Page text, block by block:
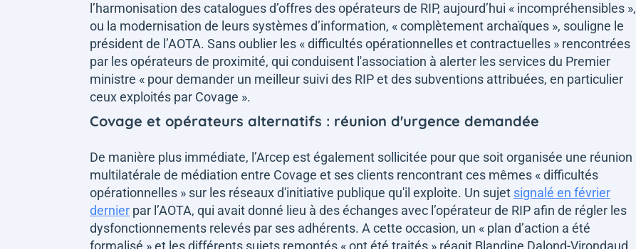
l’harmonisation des catalogues d’offres des opérateurs de RIP, aujourd’hui « incompréhensibles »,
ou la modernisation de leurs systèmes d’information, « complètement archaïques », souligne le
président de l’AOTA. Sans oublier les « difficultés opérationnelles et contractuelles » rencontrées
par les opérateurs de proximité, qui conduisent l'association à alerter les services du Premier
ministre « pour demander un meilleur suivi des RIP et des subventions attribuées, en particulier
ceux exploités par Covage ».
Covage et opérateurs alternatifs : réunion d'urgence demandée
De manière plus immédiate, l’Arcep est également sollicitée pour que soit organisée une réunion
multilatérale de médiation entre Covage et ses clients rencontrant ces mêmes « difficultés
opérationnelles » sur les réseaux d'initiative publique qu'il exploite. Un sujet signalé en février
dernier par l’AOTA, qui avait donné lieu à des échanges avec l’opérateur de RIP afin de régler les
dysfonctionnements relevés par ses adhérents. A cette occasion, un « plan d’action a été
formalisé »et les différents sujets remontés « ont été traités » réagit Blandine Dalond-Virondaud.